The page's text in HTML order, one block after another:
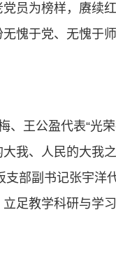
员为榜样，赓续红
愧于党、无愧于
、王公盈代表“光
我、人民的大我
支部副书记张宇洋
足教学科研与学